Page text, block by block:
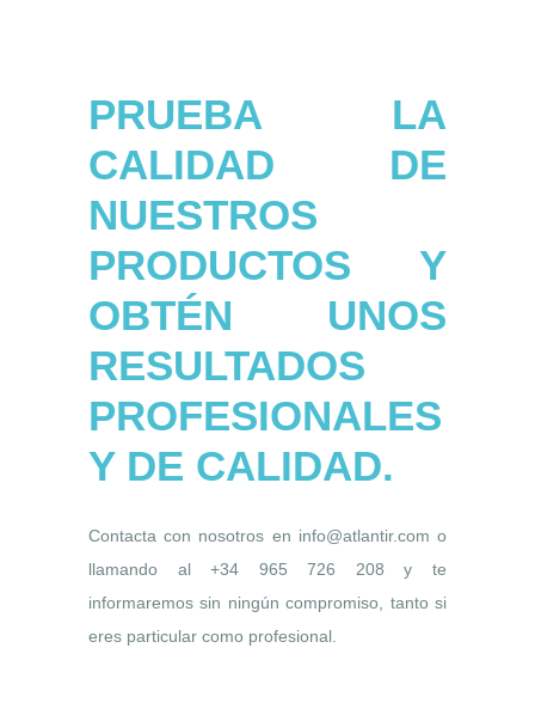
PRUEBA LA
CALIDAD DE
NUESTROS
PRODUCTOS Y
OBTÉN UNOS
RESULTADOS
PROFESIONALES
Y DE CALIDAD.
Contacta con nosotros en info@atlantir.com o
llamando al +34 965 726 208 y te
informaremos sin ningún compromiso, tanto si
eres particular como profesional.